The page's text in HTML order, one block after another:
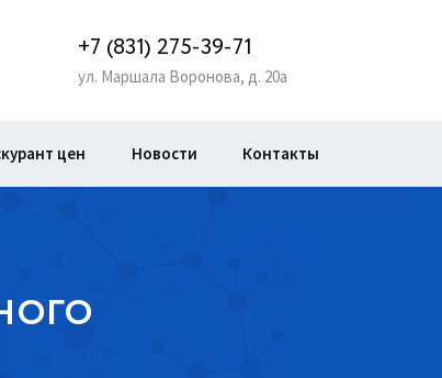
+7 (831) 275-39-71
ул. Маршала Воронова, д. 20а
цен Новости Контакты